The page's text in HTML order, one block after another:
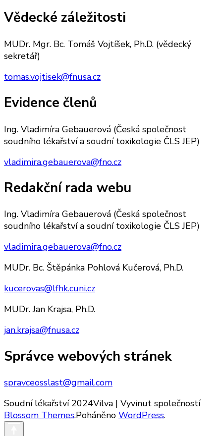
Vědecké záležitosti
MUDr. Mgr. Bc. Tomáš Vojtíšek, Ph.D. (vědecký
sekretář)
tomas.vojtisek@fnusa.cz
Evidence členů
Ing. Vladimíra Gebauerová (Česká společnost
soudního lékařství a soudní toxikologie ČLS JEP)
vladimira.gebauerova@fno.cz
Redakční rada webu
Ing. Vladimíra Gebauerová (Česká společnost
soudního lékařství a soudní toxikologie ČLS JEP)
vladimira.gebauerova@fno.cz
MUDr. Bc. Štěpánka Pohlová Kučerová, Ph.D.
kucerovas@lfhk.cuni.cz
MUDr. Jan Krajsa, Ph.D.
jan.krajsa@fnusa.cz
Správce webových stránek
spravceosslast@gmail.com
Soudní lékařství 2024Vilva | Vyvinut společností
Blossom Themes.Poháněno WordPress.